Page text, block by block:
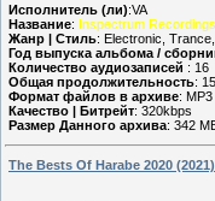
Исполнитель (ли):VA
Название: Inspectrum
Жанр | Стиль: Electronic,
Год выпуска альбома /
Количество аудиозаписей : 16
Общая продолжительность:
Формат файлов в архиве: MP3
Качество | Битрейт: 320kbps
Размер Данного архива: 342
The Bests Of Harabe 2020 (2021)